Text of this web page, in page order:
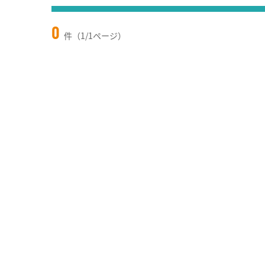
0 件（1/1ページ）